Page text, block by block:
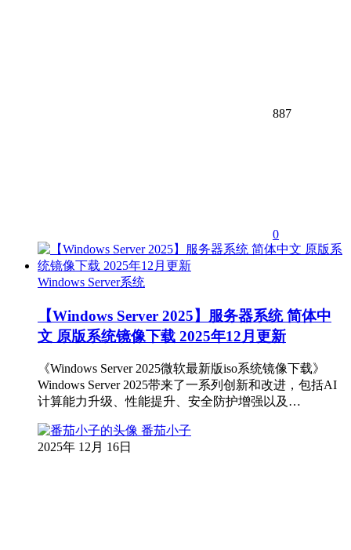
887
0
Windows Server系统
【Windows Server 2025】服务器系统 简体中
文 原版系统镜像下载 2025年12月更新
《Windows Server 2025微软最新版iso系统镜像下载》
Windows Server 2025带来了一系列创新和改进，包括AI
计算能力升级、性能提升、安全防护增强以及…
番茄小子
2025年 12月 16日